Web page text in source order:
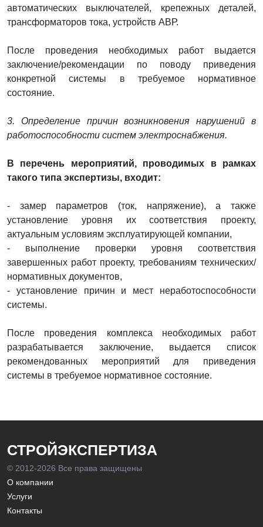
автоматических выключателей, крепежных деталей,
трансформаторов тока, устройств АВР.
После проведения необходимых работ выдается
заключение/рекомендации по поводу приведения
конкретной системы в требуемое нормативное
состояние.
3. Определение причин возникновения нарушений в
работоспособности систем электроснабжения.
В перечень мероприятий, проводимых в рамках
такого типа экспертизы, входит:
- замер параметров (ток, напряжение), а также
установление уровня их соответствия проекту,
актуальным условиям эксплуатирующей компании,
- выполнение проверки уровня соответствия
завершенных работ проекту, требованиям технических/
нормативных документов,
- установление причин и мест неработоспособности
системы.
После проведения комплекса необходимых работ
разрабатывается заключение, выдается список
рекомендованных мероприятий для приведения
системы в требуемое нормативное состояние.
СТРОЙЭКСПЕРТИЗА
© 2012-2026 Все права защищены
О компании
Услуги
Контакты